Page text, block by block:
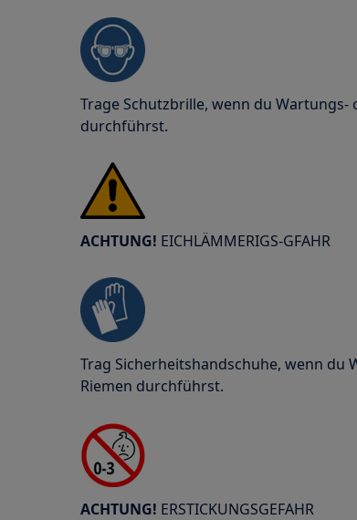
Trage Schutzbrille, wenn du
durchführst.
ACHTUNG! EICHLÄMMERIGS-GFAHR
Trag Sicherheitshandschuhe, wenn du
Riemen durchführst.
ACHTUNG! ERSTICKUNGSGEFAHR